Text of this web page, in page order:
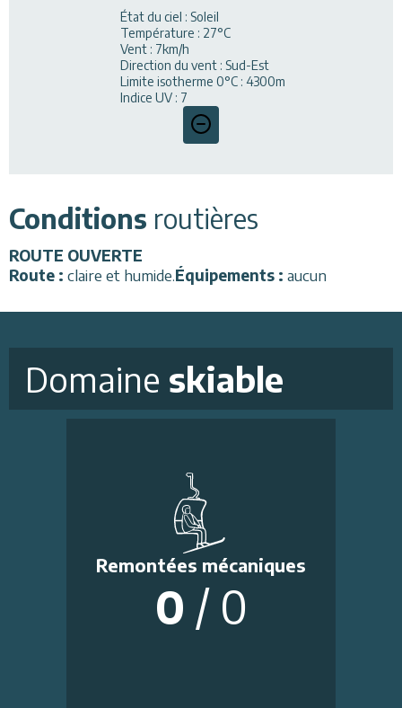
État du ciel : Soleil
Température : 27°C
Vent : 7km/h
Direction du vent : Sud-Est
Limite isotherme 0°C : 4300m
Indice UV : 7
Conditions routières
ROUTE OUVERTE
Route : claire et humide.Équipements : aucun
Domaine skiable
Remontées mécaniques
0 / 0